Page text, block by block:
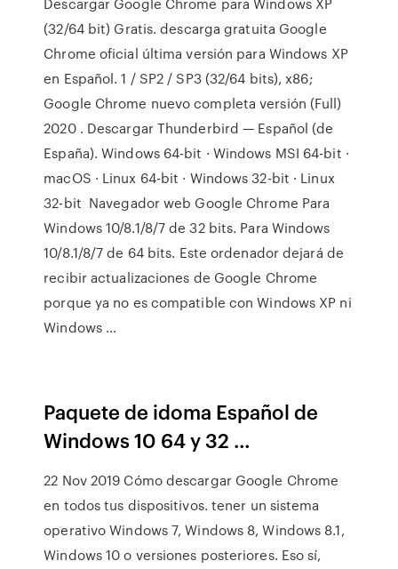
(32/64 bit) Gratis. descarga gratuita Google
Chrome oficial última versión para Windows XP
en Español. 1 / SP2 / SP3 (32/64 bits), x86;
Google Chrome nuevo completa versión (Full)
2020 . Descargar Thunderbird — Español (de
España). Windows 64-bit · Windows MSI 64-bit ·
macOS · Linux 64-bit · Windows 32-bit · Linux
32-bit Navegador web Google Chrome Para
Windows 10/8.1/8/7 de 32 bits. Para Windows
10/8.1/8/7 de 64 bits. Este ordenador dejará de
recibir actualizaciones de Google Chrome
porque ya no es compatible con Windows XP ni
Windows …
Paquete de idoma Español de
Windows 10 64 y 32 …
22 Nov 2019 Cómo descargar Google Chrome
en todos tus dispositivos. tener un sistema
operativo Windows 7, Windows 8, Windows 8.1,
Windows 10 o versiones posteriores. Eso sí,